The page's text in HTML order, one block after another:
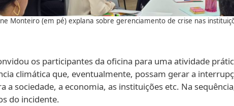
Monteiro (em pé) explana sobre gerenciamento de crise nas
os participantes da oficina para uma atividade
climática que, eventualmente, possam gerar a
a sociedade, a economia, as instituições etc. Na
do incidente.